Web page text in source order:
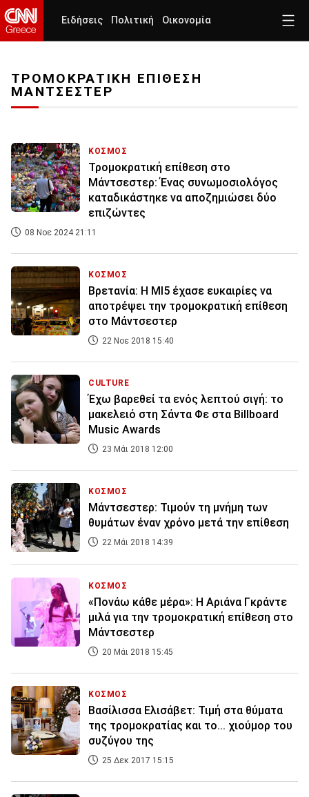
Ειδήσεις Πολιτική Οικονομία
ΤΡΟΜΟΚΡΑΤΙΚΗ ΕΠΙΘΕΣΗ
ΜΑΝΤΣΕΣΤΕΡ
ΚΟΣΜΟΣ
Τρομοκρατική επίθεση στο
Μάντσεστερ: Ένας συνωμοσιολόγος
καταδικάστηκε να αποζημιώσει δύο
επιζώντες
08 Νοε 2024 21:11
ΚΟΣΜΟΣ
Βρετανία: Η MI5 έχασε ευκαιρίες να
αποτρέψει την τρομοκρατική επίθεση
στο Μάντσεστερ
22 Νοε 2018 15:40
CULTURE
Έχω βαρεθεί τα ενός λεπτού σιγή: το
μακελειό στη Σάντα Φε στα Billboard
Music Awards
23 Μάι 2018 12:00
ΚΟΣΜΟΣ
Μάντσεστερ: Τιμούν τη μνήμη των
θυμάτων έναν χρόνο μετά την επίθεση
22 Μάι 2018 14:39
ΚΟΣΜΟΣ
«Πονάω κάθε μέρα»: Η Αριάνα Γκράντε
μιλά για την τρομοκρατική επίθεση στο
Μάντσεστερ
20 Μάι 2018 15:45
ΚΟΣΜΟΣ
Βασίλισσα Ελισάβετ: Τιμή στα θύματα
της τρομοκρατίας και το... χιούμορ του
συζύγου της
25 Δεκ 2017 15:15